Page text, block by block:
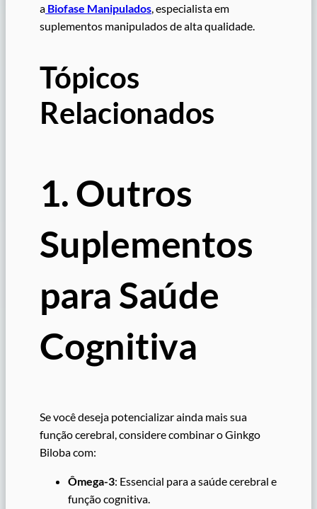
a Biofase Manipulados, especialista em
suplementos manipulados de alta qualidade.
Tópicos
Relacionados
1. Outros
Suplementos
para Saúde
Cognitiva
Se você deseja potencializar ainda mais sua
função cerebral, considere combinar o Ginkgo
Biloba com:
Ômega-3: Essencial para a saúde cerebral e
função cognitiva.